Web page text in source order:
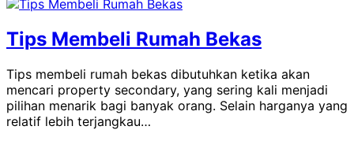
Tips Membeli Rumah Bekas
Tips membeli rumah bekas dibutuhkan ketika akan
mencari property secondary, yang sering kali menjadi
pilihan menarik bagi banyak orang. Selain harganya yang
relatif lebih terjangkau…